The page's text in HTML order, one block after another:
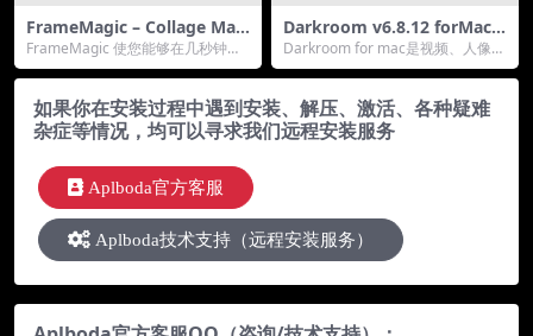
FrameMagic – Collage Mak
er Pro for Mac(照片拼贴工
具)v3.6.6中文版
FrameMagic 使您能够在几秒钟内
创建令人敬畏的照片拼贴、视频拼
贴和视频幻...
Darkroom v6.8.12 forMac
(照片和视频编辑器)中文版
Darkroom for mac是视频、人像和
RAW 照片。Darkroom ...
如果你在安装过程中遇到安装、解压、激活、各种疑难
杂症等情况，均可以寻求我们远程安装服务
Aplboda官方客服
Aplboda技术支持（远程安装服务）